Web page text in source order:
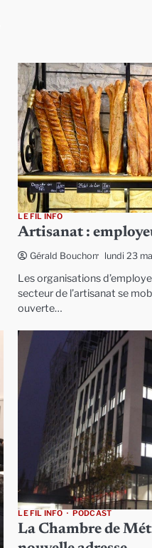
LE FIL INFO
Artisanat :
Gérald Bouchon lundi 23
Les organisations
secteur de l’artisanat se
ouverte…
LE FIL INFO PODCAST
La Chambre de